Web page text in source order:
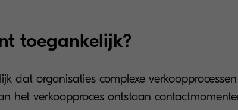
toegankelijk?
dat organisaties complexe
het verkoopproces ontstaan